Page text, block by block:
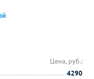
Цена, руб.:
4290